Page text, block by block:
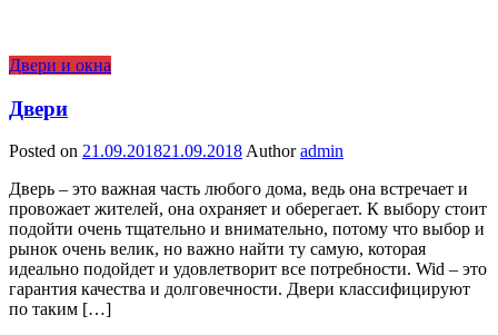
Двери и окна
Двери
Posted on 21.09.201821.09.2018 Author admin
Дверь – это важная часть любого дома, ведь она встречает и
провожает жителей, она охраняет и оберегает. К выбору стоит
подойти очень тщательно и внимательно, потому что выбор и
рынок очень велик, но важно найти ту самую, которая
идеально подойдет и удовлетворит все потребности. Wid – это
гарантия качества и долговечности. Двери классифицируют
по таким […]